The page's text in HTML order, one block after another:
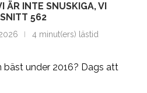
ÄR INTE SNUSKIGA, VI
562
4 minut(ers) lästid
bäst under 2016? Dags att